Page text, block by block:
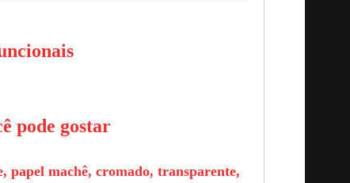
pode gostar
papel machê, cromado, transparente,